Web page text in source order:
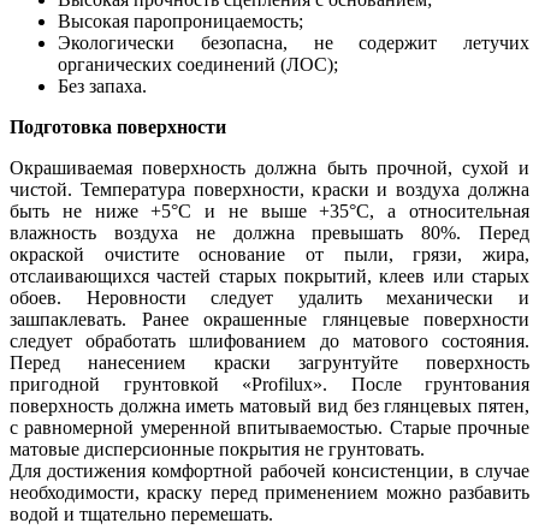
Высокая паропроницаемость;
Экологически безопасна, не содержит летучих
органических соединений (ЛОС);
Без запаха.
Подготовка поверхности
Окрашиваемая поверхность должна быть прочной, сухой и
чистой. Температура поверхности, краски и воздуха должна
быть не ниже +5°С и не выше +35°С, а относительная
влажность воздуха не должна превышать 80%. Перед
окраской очистите основание от пыли, грязи, жира,
отслаивающихся частей старых покрытий, клеев или старых
обоев. Неровности следует удалить механически и
зашпаклевать. Ранее окрашенные глянцевые поверхности
следует обработать шлифованием до матового состояния.
Перед нанесением краски загрунтуйте поверхность
пригодной грунтовкой «Profilux». После грунтования
поверхность должна иметь матовый вид без глянцевых пятен,
с равномерной умеренной впитываемостью. Старые прочные
матовые дисперсионные покрытия не грунтовать.
Для достижения комфортной рабочей консистенции, в случае
необходимости, краску перед применением можно разбавить
водой и тщательно перемешать.